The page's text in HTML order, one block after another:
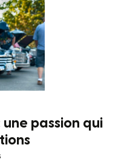
passion qui